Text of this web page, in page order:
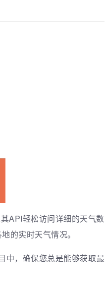
API轻松访问详细的天气数
的实时天气情况。
中，确保您总是能够获取最